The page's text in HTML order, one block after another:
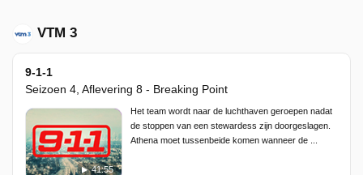
VTM 3
9-1-1
Seizoen 4, Aflevering 8 - Breaking Point
41:55
Het team wordt naar de luchthaven geroepen nadat
de stoppen van een stewardess zijn doorgeslagen.
Athena moet tussenbeide komen wanneer de ...